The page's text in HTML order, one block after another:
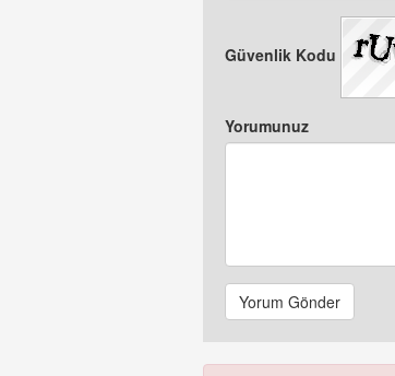
Güvenlik Kodu
Yorumunuz
Yorum Gönder